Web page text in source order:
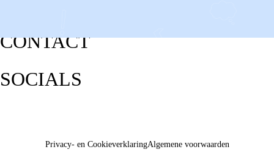
CONTACT
SOCIALS
Privacy- en CookieverklaringAlgemene voorwaarden